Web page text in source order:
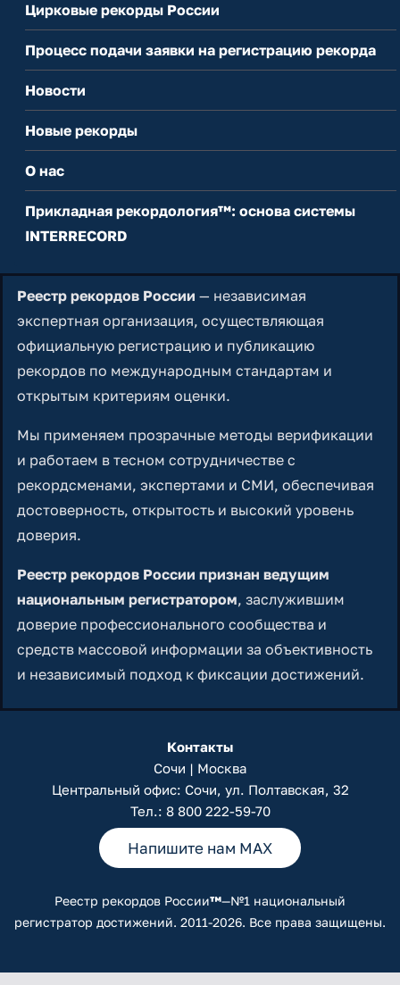
Цирковые рекорды России
Процесс подачи заявки на регистрацию рекорда
Новости
Новые рекорды
О нас
Прикладная рекордология™: основа системы
INTERRECORD
Реестр рекордов России — независимая
экспертная организация, осуществляющая
официальную регистрацию и публикацию
рекордов по международным стандартам и
открытым критериям оценки.
Мы применяем прозрачные методы верификации
и работаем в тесном сотрудничестве с
рекордсменами, экспертами и СМИ, обеспечивая
достоверность, открытость и высокий уровень
доверия.
Реестр рекордов России признан ведущим
национальным регистратором, заслужившим
доверие профессионального сообщества и
средств массовой информации за объективность
и независимый подход к фиксации достижений.
Контакты
Сочи | Москва
Центральный офис: Сочи, ул. Полтавская, 32
Тел.: 8 800 222-59-70
Напишите нам MAX
Реестр рекордов России™—№1 национальный
регистратор достижений. 2011-2026. Все права защищены.